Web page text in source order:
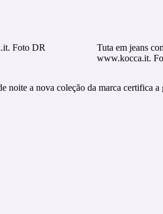
Foto DR
Tuta em jeans
www.kocca.it.
noite a nova coleção da marca